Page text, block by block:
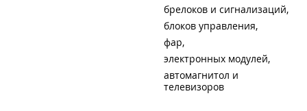
брелоков и сигнализаций
блоков управления
фар
электронных модулей
автомагнитол и
телевизоров